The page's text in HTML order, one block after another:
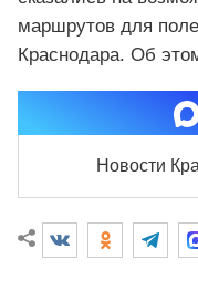
маршрутов для
Краснодара. Об
Новости